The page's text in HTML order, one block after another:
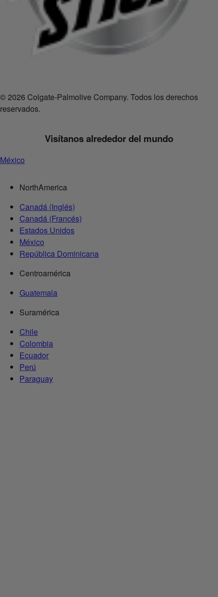
© 2026 Colgate-Palmolive Company. Todos los derechos
reservados.
Visítanos alrededor del mundo
México
NorthAmerica
Canadá (Inglés)
Canadá (Francés)
Estados Unidos
México
República Dominicana
Centroamérica
Guatemala
Suramérica
Chile
Colombia
Ecuador
Perú
Paraguay